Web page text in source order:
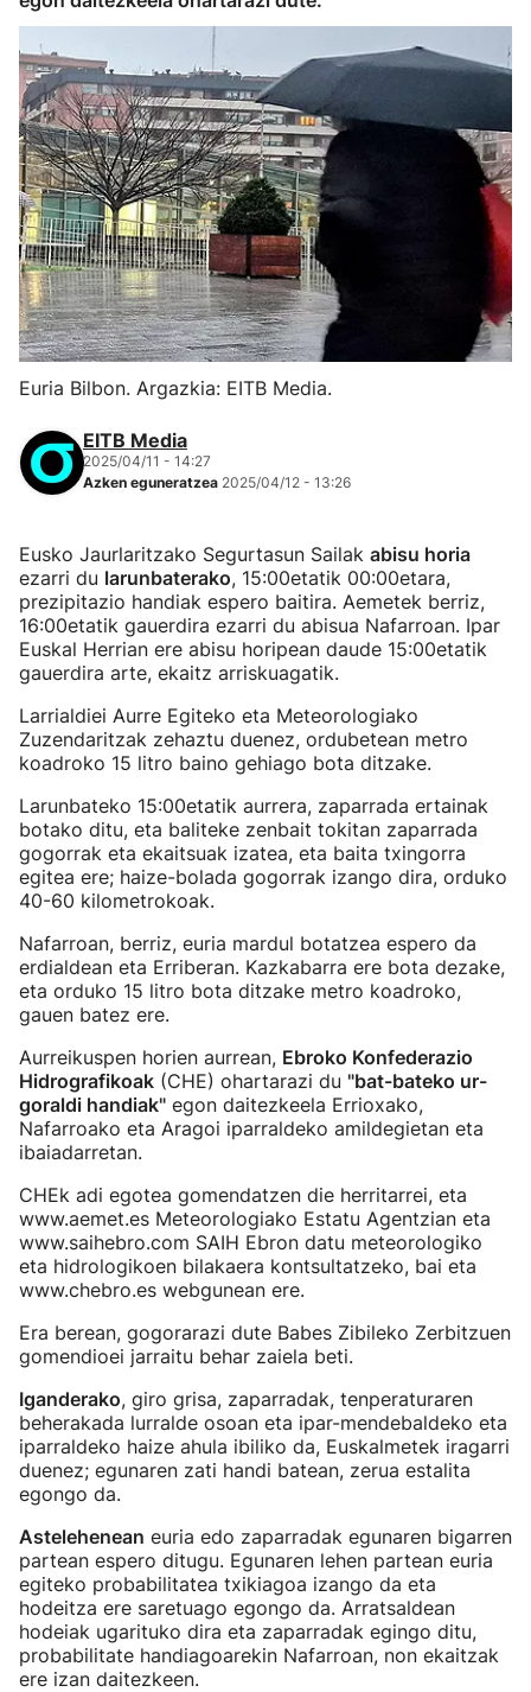
Euria Bilbon. Argazkia: EITB Media.
EITB Media
2025/04/11 - 14:27
Azken eguneratzea 2025/04/12 - 13:26
Eusko Jaurlaritzako Segurtasun Sailak abisu horia
ezarri du larunbaterako, 15:00etatik 00:00etara,
prezipitazio handiak espero baitira. Aemetek berriz,
16:00etatik gauerdira ezarri du abisua Nafarroan. Ipar
Euskal Herrian ere abisu horipean daude 15:00etatik
gauerdira arte, ekaitz arriskuagatik.
Larrialdiei Aurre Egiteko eta Meteorologiako
Zuzendaritzak zehaztu duenez, ordubetean metro
koadroko 15 litro baino gehiago bota ditzake.
Larunbateko 15:00etatik aurrera, zaparrada ertainak
botako ditu, eta baliteke zenbait tokitan zaparrada
gogorrak eta ekaitsuak izatea, eta baita txingorra
egitea ere; haize-bolada gogorrak izango dira, orduko
40-60 kilometrokoak.
Nafarroan, berriz, euria mardul botatzea espero da
erdialdean eta Erriberan. Kazkabarra ere bota dezake,
eta orduko 15 litro bota ditzake metro koadroko,
gauen batez ere.
Aurreikuspen horien aurrean, Ebroko Konfederazio
Hidrografikoak (CHE) ohartarazi du "bat-bateko ur-
goraldi handiak" egon daitezkeela Errioxako,
Nafarroako eta Aragoi iparraldeko amildegietan eta
ibaiadarretan.
CHEk adi egotea gomendatzen die herritarrei, eta
www.aemet.es Meteorologiako Estatu Agentzian eta
www.saihebro.com SAIH Ebron datu meteorologiko
eta hidrologikoen bilakaera kontsultatzeko, bai eta
www.chebro.es webgunean ere.
Era berean, gogorarazi dute Babes Zibileko Zerbitzuen
gomendioei jarraitu behar zaiela beti.
Iganderako, giro grisa, zaparradak, tenperaturaren
beherakada lurralde osoan eta ipar-mendebaldeko eta
iparraldeko haize ahula ibiliko da, Euskalmetek iragarri
duenez; egunaren zati handi batean, zerua estalita
egongo da.
Astelehenean euria edo zaparradak egunaren bigarren
partean espero ditugu. Egunaren lehen partean euria
egiteko probabilitatea txikiagoa izango da eta
hodeitza ere saretuago egongo da. Arratsaldean
hodeiak ugarituko dira eta zaparradak egingo ditu,
probabilitate handiagoarekin Nafarroan, non ekaitzak
ere izan daitezkeen.